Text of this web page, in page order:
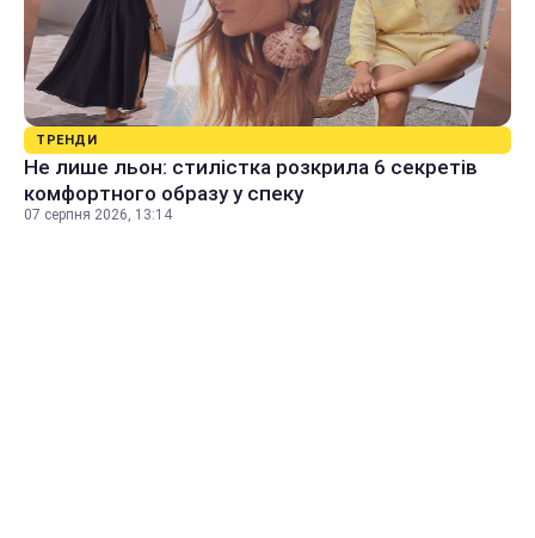
ТРЕНДИ
Не лише льон: стилістка розкрила 6 секретів
комфортного образу у спеку
07 серпня 2026, 13:14